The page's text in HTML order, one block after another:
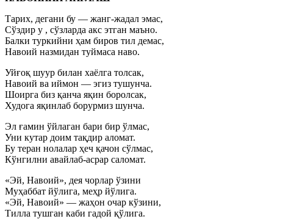
Тарих, дегани бу — жанг-жадал эмас,
Сўздир у , сўзларда акс этган маъно.
Балки туркийни ҳам биров тил демас,
Навоий назмидан туймаса наво.
Уйғоқ шуур билан хаёлга толсак,
Навоий ва иймон — эгиз тушунча.
Шоирга биз қанча яқин боролсак,
Худога яқинлаб борурмиз шунча.
Эл ғамин ўйлаган бари бир ўлмас,
Уни кутар доим тақдир аломат.
Бу теран нолалар ҳеч қачон сўлмас,
Кўнгилни авайлаб-асрар саломат.
«Эй, Навоий», дея чорлар ўзини
Муҳаббат йўлига, меҳр йўлига.
«Эй, Навоий» — жаҳон очар кўзини,
Тилла тушган каби гадой қўлига.